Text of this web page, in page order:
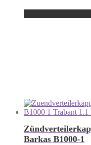
Barkas B1000-1